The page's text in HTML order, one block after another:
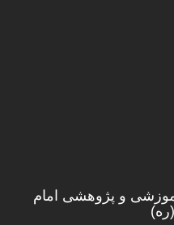
و پژوهشی امام